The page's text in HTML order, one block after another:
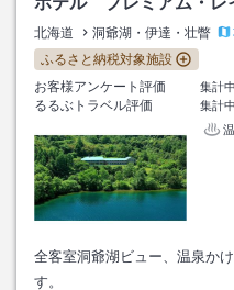
北海道 洞爺湖・伊達・壮瞥
ふるさと納税対象施設
お客様アンケート評価
集計中
るるぶトラベル評価
集計中
全客室洞爺湖ビュー、温泉か
す。